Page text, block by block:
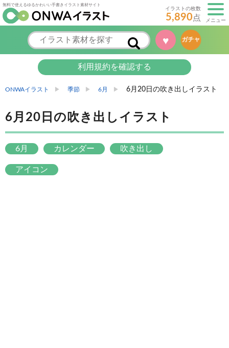
無料で使えるゆるかわいい手書きイラスト素材サイト
イラストの枚数
5,890点 メニュー
♥ ガチャ
利用規約を確認する
ONWAイラスト 季節 6月 6月20日の吹き出しイラスト
6月20日の吹き出しイラスト
6月 カレンダー 吹き出し
アイコン